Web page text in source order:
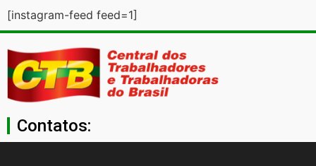
[instagram-feed feed=1]
Contatos: